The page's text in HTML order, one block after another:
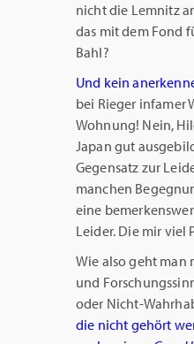
nicht die Lemnitz
das mit dem Fond
Bahl?
Und kein
bei Rieger infamer
Wohnung! Nein,
Japan gut
Gegensatz zur
manchen
eine
Leider. Die mir viel
Wie also geht man
und
oder Nicht-
die nicht gehört